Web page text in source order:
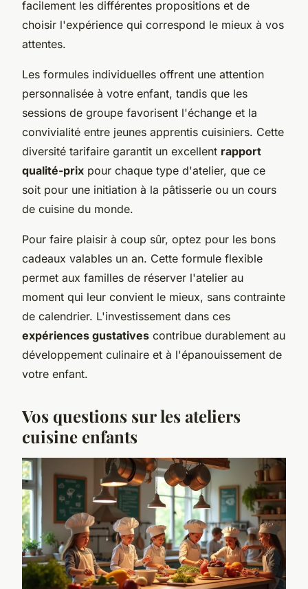
facilement les différentes propositions et de
choisir l'expérience qui correspond le mieux à vos
attentes.
Les formules individuelles offrent une attention
personnalisée à votre enfant, tandis que les
sessions de groupe favorisent l'échange et la
convivialité entre jeunes apprentis cuisiniers. Cette
diversité tarifaire garantit un excellent rapport
qualité-prix pour chaque type d'atelier, que ce
soit pour une initiation à la pâtisserie ou un cours
de cuisine du monde.
Pour faire plaisir à coup sûr, optez pour les bons
cadeaux valables un an. Cette formule flexible
permet aux familles de réserver l'atelier au
moment qui leur convient le mieux, sans contrainte
de calendrier. L'investissement dans ces
expériences gustatives contribue durablement au
développement culinaire et à l'épanouissement de
votre enfant.
Vos questions sur les ateliers
cuisine enfants